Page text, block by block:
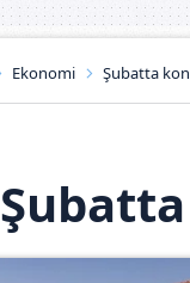
Ekonomi Şubatta